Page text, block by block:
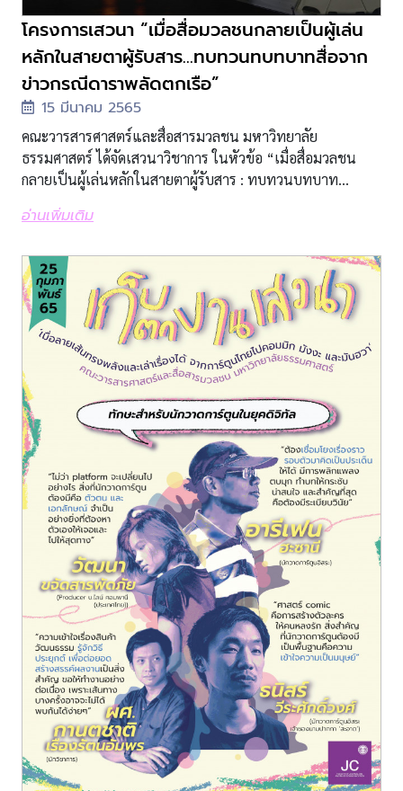
โครงการเสวนา “เมื่อสื่อมวลชนกลายเป็นผู้เล่น
หลักในสายตาผู้รับสาร...ทบทวนทบทบาทสื่อจาก
ข่าวกรณีดาราพลัดตกเรือ”
15 มีนาคม 2565
คณะวารสารศาสตร์และสื่อสารมวลชน มหาวิทยาลัย
ธรรมศาสตร์ ได้จัดเสวนาวิชาการ ในหัวข้อ “เมื่อสื่อมวลชน
กลายเป็นผู้เล่นหลักในสายตาผู้รับสาร : ทบทวนบทบาท...
อ่านเพิ่มเติม